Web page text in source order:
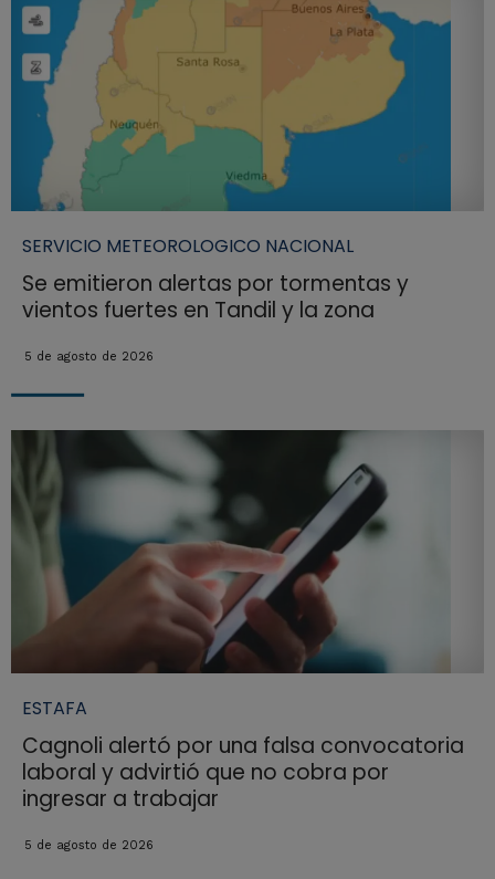
SERVICIO METEOROLOGICO NACIONAL
Se emitieron alertas por tormentas y
vientos fuertes en Tandil y la zona
5 de agosto de 2026
ESTAFA
Cagnoli alertó por una falsa convocatoria
laboral y advirtió que no cobra por
ingresar a trabajar
5 de agosto de 2026